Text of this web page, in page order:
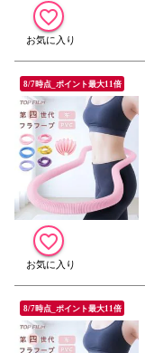
8/7時点_ポイント最大11倍
8/7時点_ポイント最大11倍